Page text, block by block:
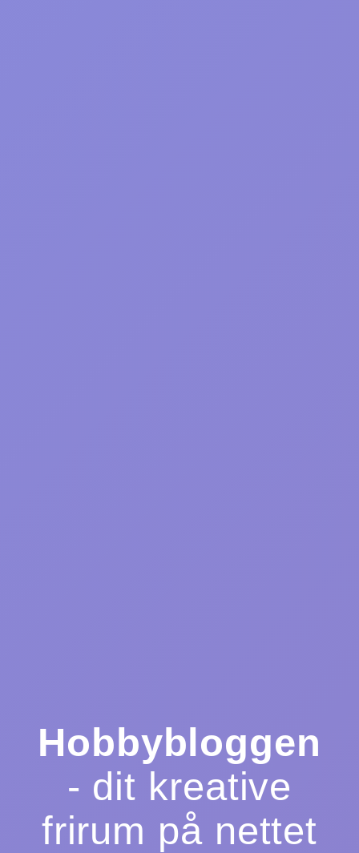
Hobbybloggen
- dit kreative
frirum på nettet